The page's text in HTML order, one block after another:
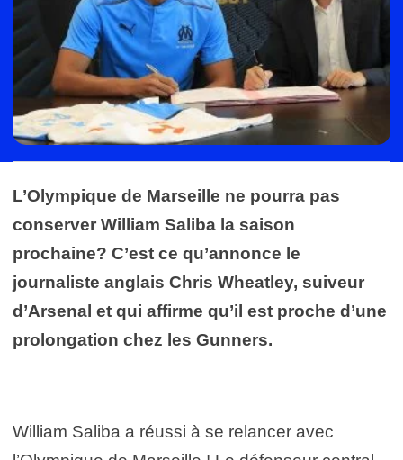
L’Olympique de Marseille ne pourra pas
conserver William Saliba la saison
prochaine? C’est ce qu’annonce le
journaliste anglais Chris Wheatley, suiveur
d’Arsenal et qui affirme qu’il est proche d’une
prolongation chez les Gunners.
William Saliba a réussi à se relancer avec